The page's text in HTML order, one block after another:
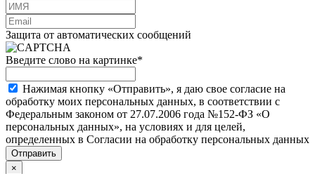
Защита от автоматических сообщений
Введите слово на картинке*
Нажимая кнопку «Отправить», я даю свое согласие на
обработку моих персональных данных, в соответствии с
Федеральным законом от 27.07.2006 года №152-ФЗ «О
персональных данных», на условиях и для целей,
определенных в Согласии на обработку персональных данных
×